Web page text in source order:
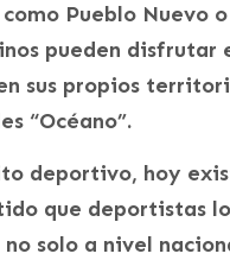
Pueblo Nuevo
pueden disfrutar
sus propios
“Océano”.
deportivo, hoy
que deportistas
solo a nivel